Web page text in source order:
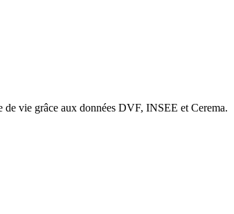
vie grâce aux données DVF, INSEE et Cerema.